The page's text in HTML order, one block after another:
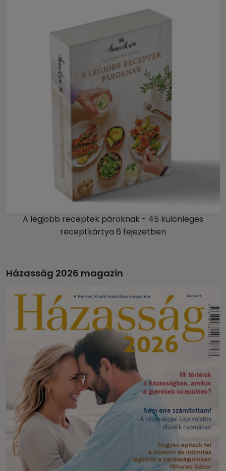
A legjobb receptek pároknak - 45 különleges
receptkártya 6 fejezetben
Házasság 2026 magazin